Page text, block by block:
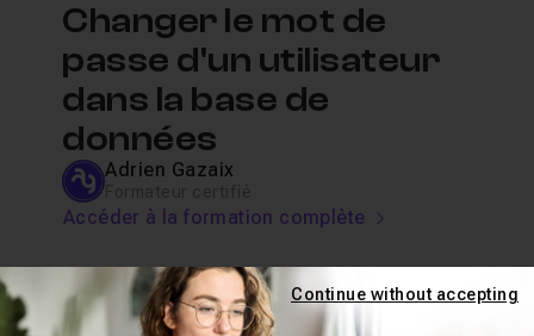
Changer le mot de
passe d'un utilisateur
dans la base de
données
Adrien Gazaix
Accéder à la formation complète